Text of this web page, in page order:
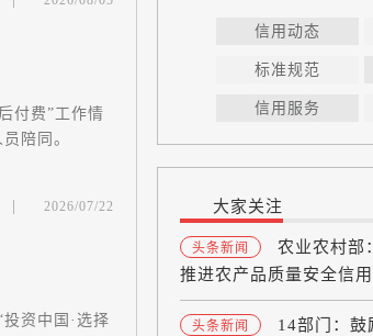
付费”工作情
人员陪同。
| 2026/07/22
资中国·选择
信用动态
标准规范
信用服务
大家关注
头条新闻
农业农村部
推进农产品质量安全信
头条新闻
14部门：鼓